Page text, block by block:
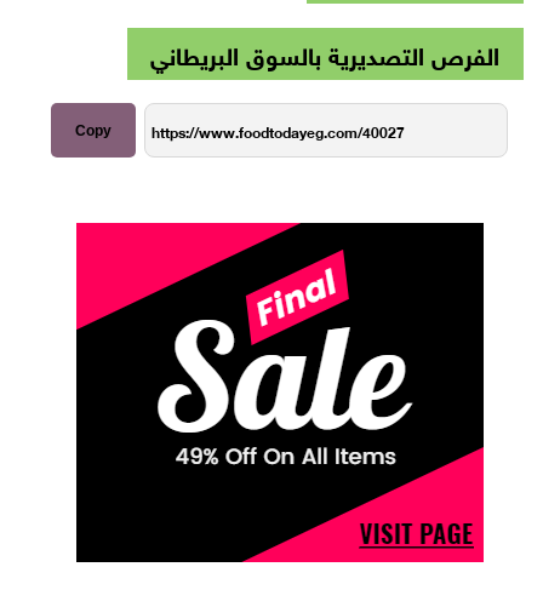
الفرص التصديرية بالسوق البريطاني
Copy